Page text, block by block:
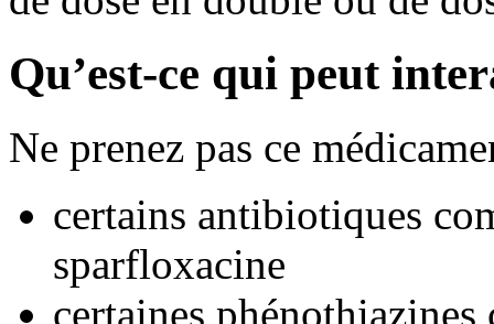
Qu’est-ce qui peut
Ne prenez pas ce
certains antibiotiques
sparfloxacine
certaines